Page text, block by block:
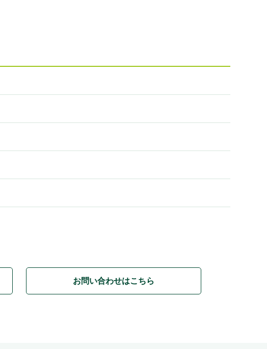
お問い合わせはこちら